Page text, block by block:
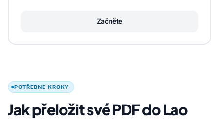
Začněte
POTŘEBNÉ KROKY
Jak přeložit své PDF do Lao